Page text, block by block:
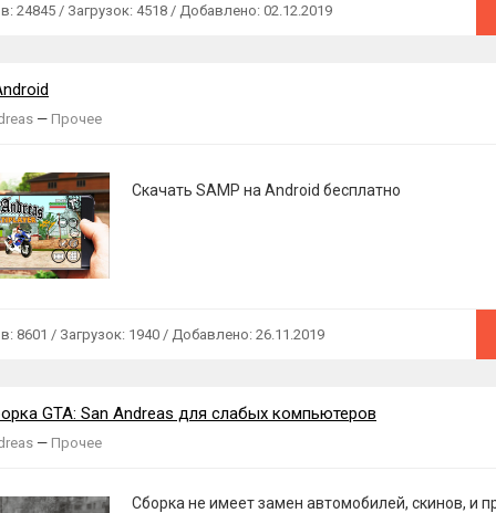
24845 / Загрузок: 4518 / Добавлено: 02.12.2019
— Прочее
Скачать SAMP на Android бесплатно
8601 / Загрузок: 1940 / Добавлено: 26.11.2019
GTA: San Andreas для слабых компьютеров
— Прочее
Сборка не имеет замен автомобилей, скинов, и